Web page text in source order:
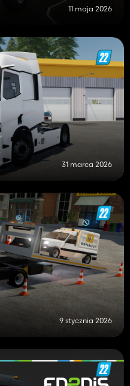
11 maja 2026
31 marca 2026
9 stycznia 2026